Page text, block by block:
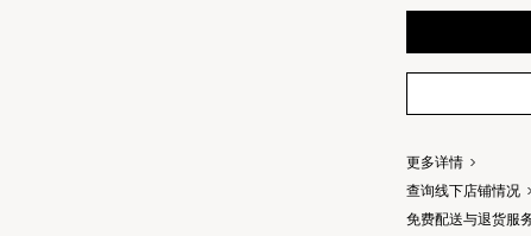
更多详情
查询线下店铺情况
免费配送与退货服